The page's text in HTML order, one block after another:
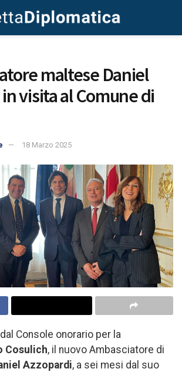
maltese Daniel
visita al Comune di
18 Marzo 2025
Console onorario per la
Cosulich, il nuovo Ambasciatore di
Azzopardi, a sei mesi dal suo